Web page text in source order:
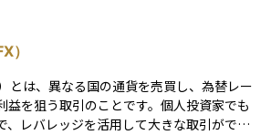
高金利の外国資産への投資は魅力的な選
建て資産は為替相場
が上下する「為替リスク」が伴います。た
で利益が出ていても、円高になれば日本円
）
とは、異なる国の通貨を売買し、為替レー
益を狙う取引のことです。個人投資家でも
、レバレッジを活用して大きな取引ができ